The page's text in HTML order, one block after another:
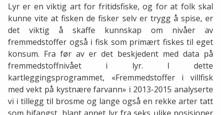
Lyr er en viktig art for fritidsfiske, og for at folk skal
kunne vite at fisken de fisker selv er trygg å spise, er
det viktig å skaffe kunnskap om nivåer av
fremmedstoffer også i fisk som primært fiskes til eget
konsum. Fra før av er det beskjedent med data på
fremmedstoffnivået i lyr. I dette
kartleggingsprogrammet, «Fremmedstoffer i villfisk
med vekt på kystnære farvann» i 2013-2015 analyserte
vi i tillegg til brosme og lange også en rekke arter tatt
som bifangst, blant annet lyr fra seks ulike posisjoner